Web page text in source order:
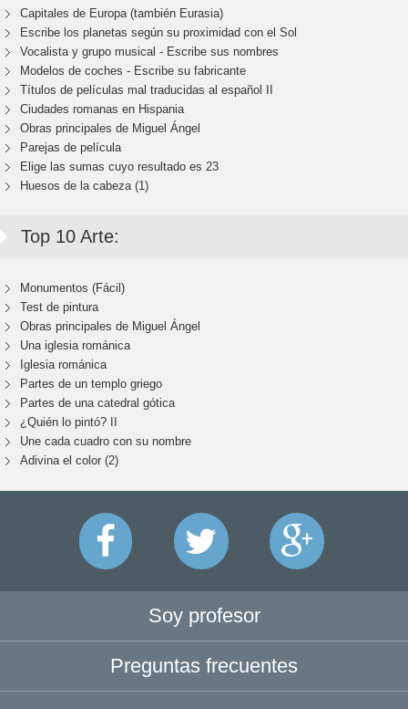
Capitales de Europa (también Eurasia)
Escribe los planetas según su proximidad con el Sol
Vocalista y grupo musical - Escribe sus nombres
Modelos de coches - Escribe su fabricante
Títulos de películas mal traducidas al español II
Ciudades romanas en Hispania
Obras principales de Miguel Ángel
Parejas de película
Elige las sumas cuyo resultado es 23
Huesos de la cabeza (1)
Top 10 Arte:
Monumentos (Fácil)
Test de pintura
Obras principales de Miguel Ángel
Una iglesia románica
Iglesia románica
Partes de un templo griego
Partes de una catedral gótica
¿Quién lo pintó? II
Une cada cuadro con su nombre
Adivina el color (2)
Soy profesor
Preguntas frecuentes